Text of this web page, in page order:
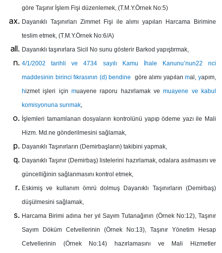
göre Taşınır İşlem Fişi düzenlemek, (T.M.Y.Örnek No:5)
Dayanıklı Taşınırları Zimmet Fişi ile alımı yapılan Harcama Birimine
teslim etmek, (T.M.Y.Örnek No:6/A)
Dayanıklı taşınırlara Sicil No sunu gösterir Barkod yapıştırmak,
4/1/2002 tarihli ve4734 sayılı Kamu İhale Kanunu’nun22 nci
maddesinin birinci fıkrasının (d) bendine
göre alımı yapılanmal,yapım,
hizmet işleri için muayene raporu hazırlamak vemuayene ve kabul
komisyonuna sunmak
İşlemleri tamamlanan dosyaların kontrolünü yapıp ödeme yazı ile Mali
Hizm. Md.ne gönderilmesini sağlamak,
Dayanıklı Taşınırların (Demirbaşların) takibini yapmak,
Dayanıklı Taşınır (Demirbaş) listelerini hazırlamak, odalara asılmasını ve
güncelliğinin sağlanmasını kontrol etmek,
Eskimiş ve kullanım ömrü dolmuş Dayanıklı Taşınırların (Demirbaş)
düşülmesini sağlamak,
Harcama Birimi adına her yıl Sayım Tutanağının (Örnek No:12), Taşınır
Sayım Döküm Cetvellerinin (Örnek No:13), Taşınır Yönetim Hesap
Cetvellerinin (Örnek No:14) hazırlamasını ve Mali Hizmetler